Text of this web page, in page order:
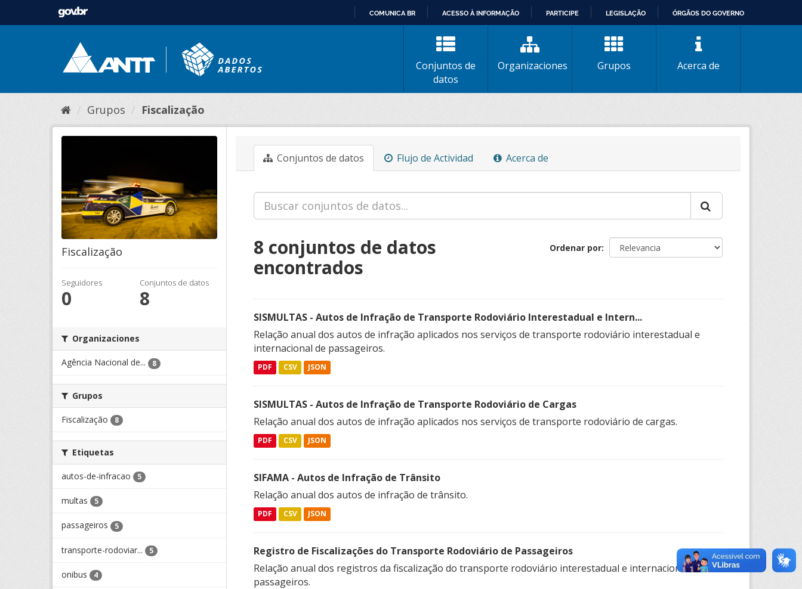
CONTEÚDO
COMUNICA BR ACESSO À INFORMAÇÃO PARTICIPE LEGISLAÇÃO ÓRGÃOS DO GOVERNO
Conjuntos de
datos
Organizaciones Grupos Acerca de
Grupos Fiscalização
Fiscalização
Seguidores
0
Conjuntos de datos
8
Organizaciones
Agência Nacional de... 8
Grupos
Fiscalização 8
Etiquetas
autos-de-infracao 5
multas 5
passageiros 5
transporte-rodoviar... 5
onibus 4
Conjuntos de datos Flujo de Actividad Acerca de
Ordenar por
8 conjuntos de datos
encontrados
SISMULTAS - Autos de Infração de Transporte Rodoviário Interestadual e Intern...
Relação anual dos autos de infração aplicados nos serviços de transporte rodoviário interestadual e
internacional de passageiros.
PDF CSV JSON
SISMULTAS - Autos de Infração de Transporte Rodoviário de Cargas
Relação anual dos autos de infração aplicados nos serviços de transporte rodoviário de cargas.
PDF CSV JSON
SIFAMA - Autos de Infração de Trânsito
Relação anual dos autos de infração de trânsito.
PDF CSV JSON
Registro de Fiscalizações do Transporte Rodoviário de Passageiros
Relação anual dos registros da fiscalização do transporte rodoviário interestadual e internacional de
passageiros.